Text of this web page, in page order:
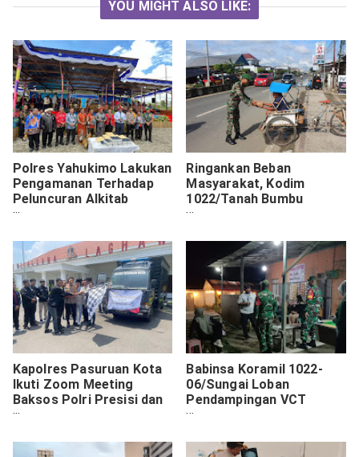
YOU MIGHT ALSO LIKE:
Polres Yahukimo Lakukan
Pengamanan Terhadap
Peluncuran Alkitab
Bahasa Ngalik
Ringankan Beban
Masyarakat, Kodim
1022/Tanah Bumbu
Laksanakan Jumat
Kapolres Pasuruan Kota
Ikuti Zoom Meeting
Baksos Polri Presisi dan
Salurkan 200 Paket
Mahasiswa dan OKP
Babinsa Koramil 1022-
06/Sungai Loban
Pendampingan VCT
Mobile Pencegahan